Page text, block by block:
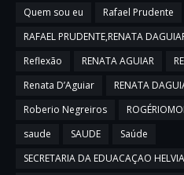
Quem sou eu
Rafael Prudente
RAFAEL PRUDENTE,RENATA
Reflexão
RENATA AGUIAR
Renata D’Aguiar
RENATA
Roberio Negreiros
saude
SAUDE
Saúde
SECRETARIA DA EDUACAÇAO